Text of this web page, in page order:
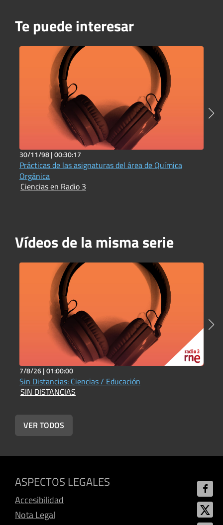
Te puede interesar
30/11/98 |00:30:17
Prácticas de las asignaturas del área de Química
Orgánica
Ciencias en Radio 3
Vídeos de la misma serie
7/8/26 |01:00:00
Sin Distancias: Ciencias / Educación
SIN DISTANCIAS
VER TODOS
ASPECTOS LEGALES
Accesibilidad
Nota Legal